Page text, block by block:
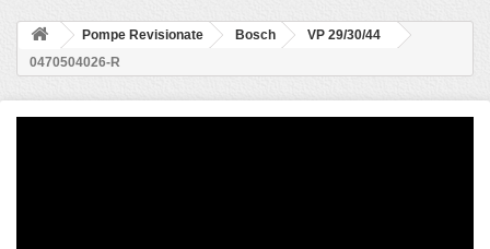
Pompe Revisionate Bosch
VP 29/30/44
0470504026-R